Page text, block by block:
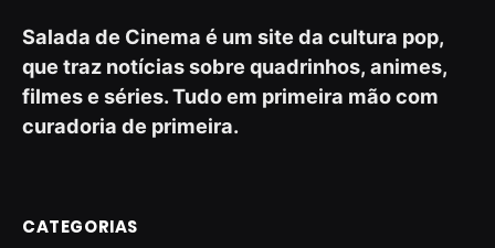
Salada de Cinema é um site da cultura pop,
que traz notícias sobre quadrinhos, animes,
filmes e séries. Tudo em primeira mão com
curadoria de primeira.
CATEGORIAS